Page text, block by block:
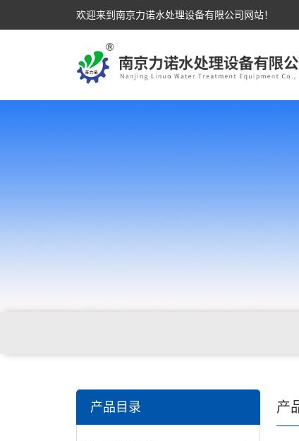
欢迎来到南京力诺水处理设备有限公司网站！
器，刮/吸泥机等水处理设备
产品目录 产